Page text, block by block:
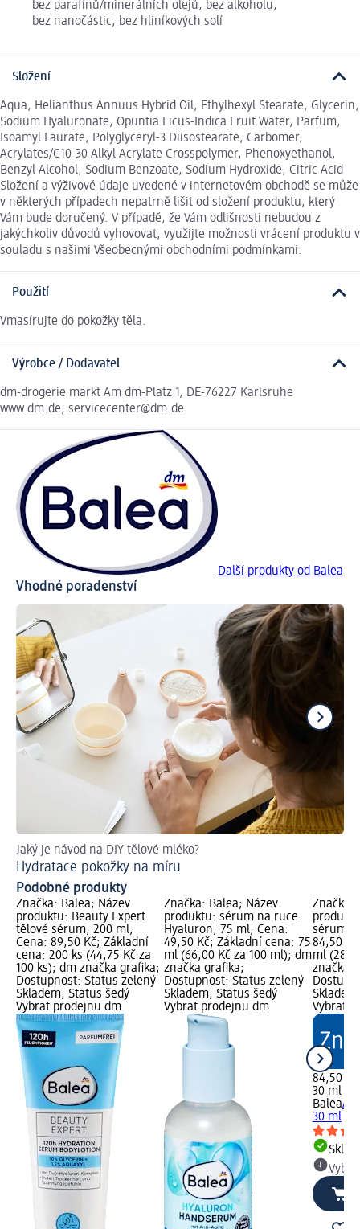
bez parafínů/minerálních olejů, bez alkoholu,
bez nanočástic, bez hliníkových solí
Složení
Aqua, Helianthus Annuus Hybrid Oil, Ethylhexyl Stearate, Glycerin,
Sodium Hyaluronate, Opuntia Ficus-Indica Fruit Water, Parfum,
Isoamyl Laurate, Polyglyceryl-3 Diisostearate, Carbomer,
Acrylates/C10-30 Alkyl Acrylate Crosspolymer, Phenoxyethanol,
Benzyl Alcohol, Sodium Benzoate, Sodium Hydroxide, Citric Acid
Složení a výživové údaje uvedené v internetovém obchodě se může
v některých případech nepatrně lišit od složení produktu, který
Vám bude doručený. V případě, že Vám odlišnosti nebudou z
jakýchkoliv důvodů vyhovovat, využijte možnosti vrácení produktu v
souladu s našimi Všeobecnými obchodními podmínkami.
Použití
Vmasírujte do pokožky těla.
Výrobce / Dodavatel
dm-drogerie markt Am dm-Platz 1, DE-76227 Karlsruhe
www.dm.de, servicecenter@dm.de
Další produkty od Balea
Vhodné poradenství
Jaký je návod na DIY tělové mléko?
Hydratace pokožky na míru
Podobné produkty
Značka: Balea; Název
produktu: Beauty Expert
tělové sérum, 200 ml;
Cena: 89,50 Kč; Základní
cena: 200 ks (44,75 Kč za
100 ks); dm značka grafika;
Dostupnost: Status zelený
Skladem, Status šedý
Vybrat prodejnu dm
Značka: Balea; Název
produktu: sérum na ruce
Hyaluron, 75 ml; Cena:
49,50 Kč; Základní cena: 75
ml (66,00 Kč za 100 ml); dm
značka grafika;
Dostupnost: Status zelený
Skladem, Status šedý
Vybrat prodejnu dm
Značka:
sérum,
84,50
ml
značka
Vybrat
84,50 Kč
30 ml
Balea
30 ml